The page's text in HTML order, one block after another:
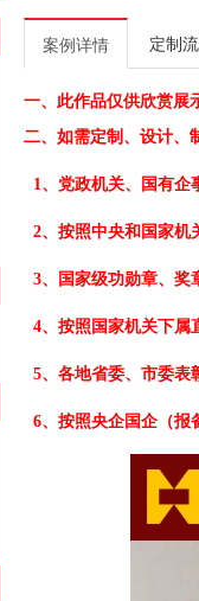
案例详情 定制
一、 此作品仅供欣赏展
二、 如需定制、设计、
1、党政机关、国有企
2、按照中央和国家机
3、国家级功勋章、奖
4、按照国家机关下属
5、各地省委、市委表
6、按照央企国企（报